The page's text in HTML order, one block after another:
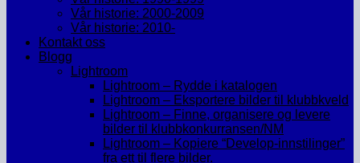
Vår historie: 2000-2009
Vår historie: 2010-
Kontakt oss
Blogg
Lightroom
Lightroom – Rydde i katalogen
Lightroom – Eksportere bilder til klubbkveld
Lightroom – Finne, organisere og levere
bilder til klubbkonkurransen/NM
Lightroom – Kopiere “Develop-innstilinger”
fra ett til flere bilder.